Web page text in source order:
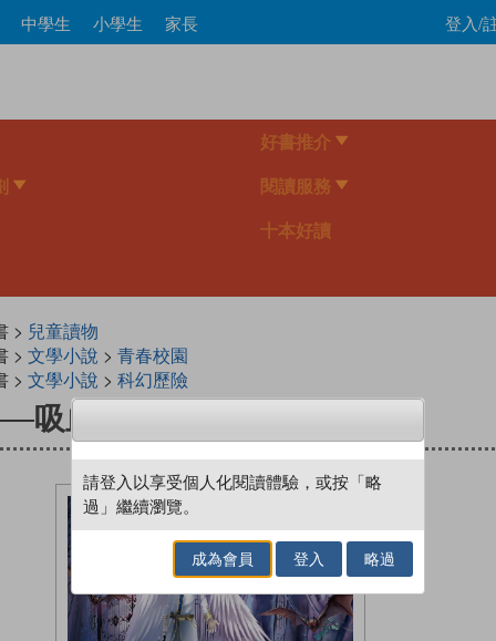
Skip中學生 小學生 家長 登入/
好書推介
閱讀服務
十本好讀
> 兒童讀物
>文學小說 >青春校園
>文學小說 >科幻歷險
吸血鬼之淚
請登入以享受個人化閱讀體驗，或按「略
過」繼續瀏覽。
成為會員 登入 略過